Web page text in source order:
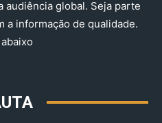
audiência global. Seja parte
a informação de qualidade.